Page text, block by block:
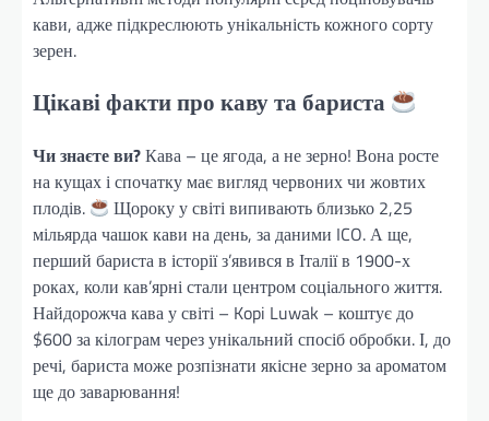
кави, адже підкреслюють унікальність кожного сорту
зерен.
Цікаві факти про каву та бариста
Чи знаєте ви?Кава – це ягода, а не зерно! Вона росте
на кущах і спочатку має вигляд червоних чи жовтих
плодів.
Щороку у світі випивають близько 2,25
мільярда чашок кави на день, за даними ICO. А ще,
перший бариста в історії з’явився в Італії в 1900-х
роках, коли кав’ярні стали центром соціального життя.
Найдорожча кава у світі – Kopi Luwak – коштує до
$600 за кілограм через унікальний спосіб обробки. І, до
речі, бариста може розпізнати якісне зерно за ароматом
ще до заварювання!